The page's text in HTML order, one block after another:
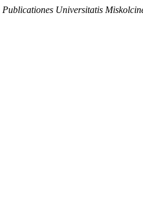
Publicationes Universitatis